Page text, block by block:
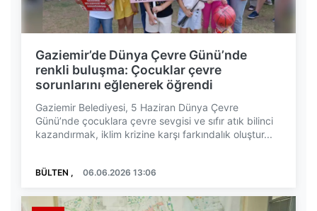
Gaziemir’de Dünya Çevre Günü’nde
renkli buluşma: Çocuklar çevre
sorunlarını eğlenerek öğrendi
Gaziemir Belediyesi, 5 Haziran Dünya Çevre
Günü’nde çocuklara çevre sevgisi ve sıfır atık bilinci
kazandırmak, iklim krizine karşı farkındalık oluştur...
BÜLTEN , 06.06.2026 13:06